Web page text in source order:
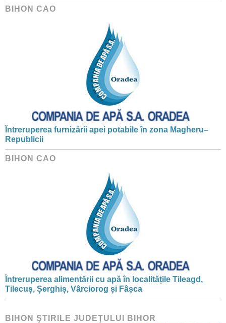
BIHON CAO
Întreruperea furnizării apei potabile în zona Magheru–
Republicii
BIHON CAO
Întreruperea alimentării cu apă în localitățile Tileagd,
Tilecuș, Șerghiș, Vârciorog și Fâșca
BIHON ŞTIRILE JUDEŢULUI BIHOR